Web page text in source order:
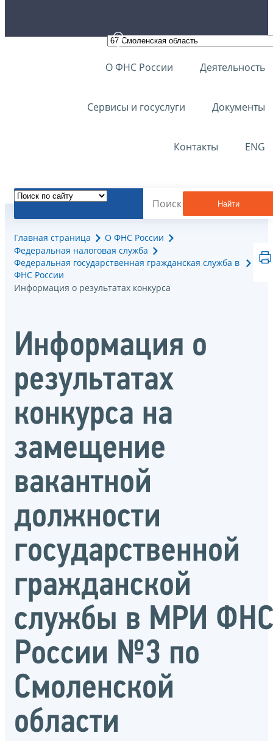
О ФНС России Деятельность
Сервисы и госуслуги Документы
Контакты ENG
Найти
Главная страница
О ФНС России
Федеральная налоговая служба
Федеральная государственная гражданская служба в
ФНС России
Информация о результатах конкурса
Информация о
результатах
конкурса на
замещение
вакантной
должности
государственной
гражданской
службы в МРИ
России №3 по
Смоленской
области